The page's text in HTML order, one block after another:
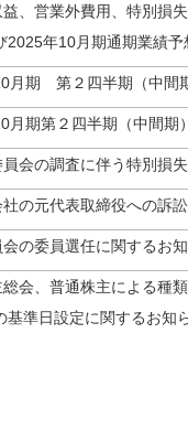
、営業外費用、特別損
2025年10月期通期業績
月期 第２四半期（中間
月期第２四半期（中間期
会の調査に伴う特別損
の元代表取締役への訴
の委員選任に関するお
会、普通株主による種
基準日設定に関するお知